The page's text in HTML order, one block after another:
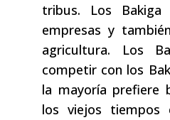
tribus. Los Bakiga
empresas y
agricultura. Los
competir con los
la mayoría prefiere
los viejos